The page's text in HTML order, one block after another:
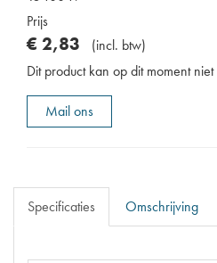
Prijs
€ 2,83 (incl. btw)
Dit product kan op dit moment
Mail ons
Specificaties Omschrijving